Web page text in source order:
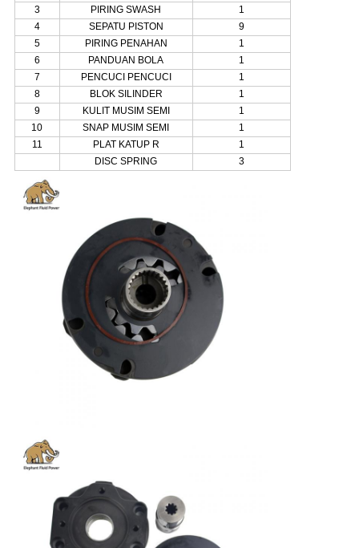
3
PIRING SWASH
1
4
SEPATU PISTON
9
5
PIRING PENAHAN
1
6
PANDUAN BOLA
1
7
PENCUCI PENCUCI
1
8
BLOK SILINDER
1
9
KULIT MUSIM SEMI
1
10
SNAP MUSIM SEMI
1
11
PLAT KATUP R
1
DISC SPRING
3